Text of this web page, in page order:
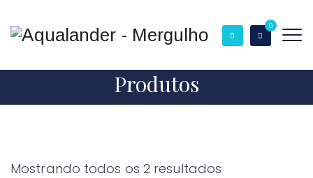
0
Produtos
Mostrando todos os 2 resultados